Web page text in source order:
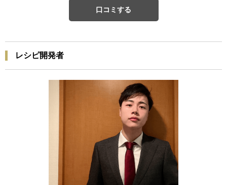
口コミする
レシピ開発者